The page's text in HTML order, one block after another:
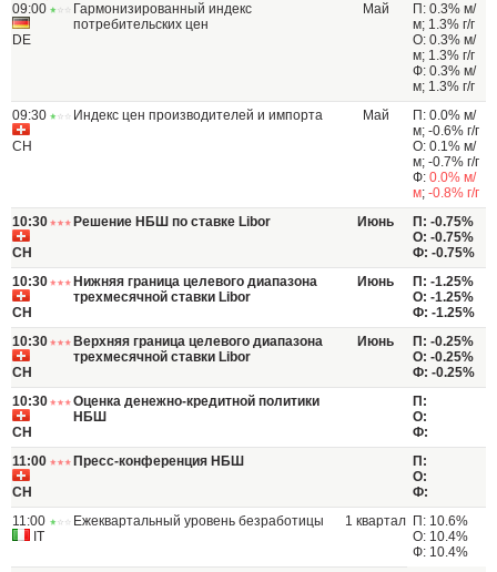
09:00
DE
Гармонизированный индекс
потребительских цен
Май
П: 0.3% м/
м; 1.3% г/г
О: 0.3% м/
м; 1.3% г/г
Ф: 0.3% м/
м; 1.3% г/г
09:30
CH
Индекс цен производителей и импорта Май
П: 0.0% м/
м; -0.6% г/г
О: 0.1% м/
м; -0.7% г/г
Ф: 0.0% м/
м; -0.8% г/г
10:30
CH
Решение НБШ по ставке Libor Июнь
П: -0.75%
О: -0.75%
Ф: -0.75%
10:30
CH
Нижняя граница целевого диапазона
трехмесячной ставки Libor
Июнь
П: -1.25%
О: -1.25%
Ф: -1.25%
10:30
CH
Верхняя граница целевого диапазона
трехмесячной ставки Libor
Июнь
П: -0.25%
О: -0.25%
Ф: -0.25%
10:30
CH
Оценка денежно-кредитной политики
НБШ
П:
О:
Ф:
11:00
CH
Пресс-конференция НБШ
П:
О:
Ф:
11:00
IT
Ежеквартальный уровень безработицы 1 квартал П: 10.6%
О: 10.4%
Ф: 10.4%